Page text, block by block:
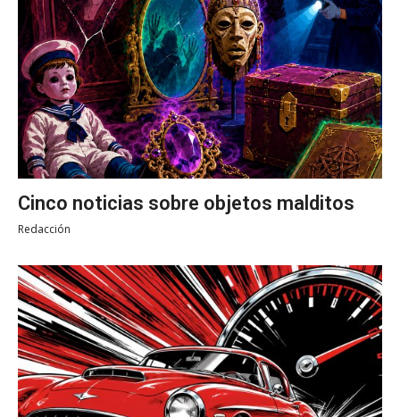
Cinco noticias sobre objetos malditos
Redacción